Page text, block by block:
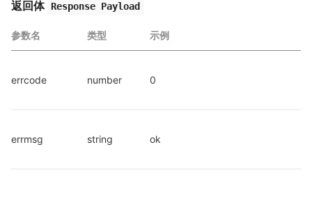
返回体 Response Payload
参数名 类型 示例
errcode number 0
errmsg string ok